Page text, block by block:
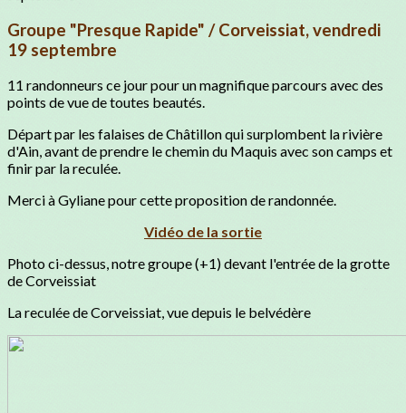
Groupe "Presque Rapide" / Corveissiat, vendredi
19 septembre
11 randonneurs ce jour pour un magnifique parcours avec des
points de vue de toutes beautés.
Départ par les falaises de Châtillon qui surplombent la rivière
d'Ain, avant de prendre le chemin du Maquis avec son camps et
finir par la reculée.
Merci à Gyliane pour cette proposition de randonnée.
Vidéo de la sortie
Photo ci-dessus, notre groupe (+1) devant l'entrée de la grotte
de Corveissiat
La reculée de Corveissiat, vue depuis le belvédère